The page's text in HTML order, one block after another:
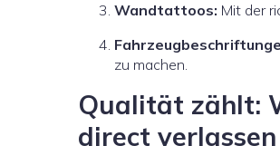
Wandtattoos: Mit der
zu machen.
Qualität zählt:
direct